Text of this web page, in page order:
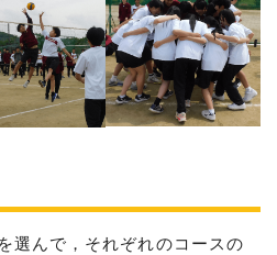
選んで，それぞれのコースの